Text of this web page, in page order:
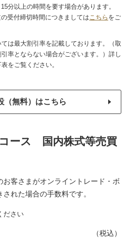
分以上の時間を要す場合があります。
受付締切時間につきましてはこちら をご
は最大割引率を記載しております。（取
率とならない場合がございます。）詳し
をご覧ください。
（無料）はこちら
ース 国内株式等売買
お客さまがオンライントレード・ボ
れた場合の手数料です。
ださい
（税込）